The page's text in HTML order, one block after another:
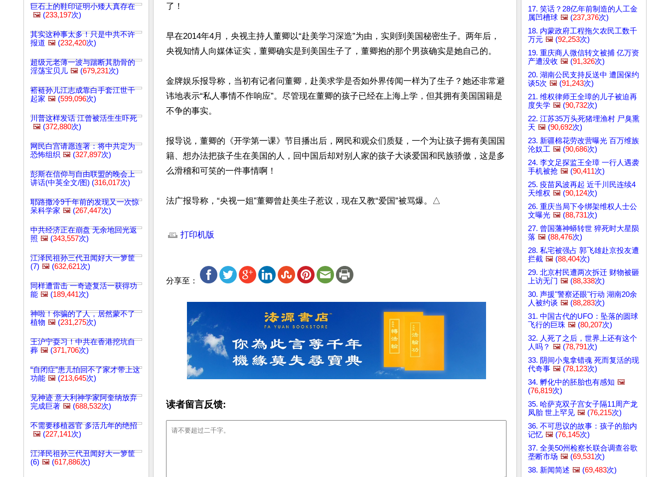
巨石上的鞋印证明小矮人真存在
🖼️ (233,197次)
其实这种事太多！只是中共不许
报道 🖼️ (232,420次)
超级元老薄一波与踹断其肋骨的
淫荡宝贝儿 🖼️ (679,231次)
褡裢孙儿江志成靠白手套江世干
起家 🖼️ (599,096次)
川普这样发话 江曾被活生生吓死
🖼️ (372,880次)
网民白宫请愿连署：将中共定为
恐怖组织 🖼️ (327,897次)
彭斯在信仰与自由联盟的晚会上
讲话(中英全文/图) (316,017次)
耶路撒冷9千年前的发现又一次惊
呆科学家 🖼️ (267,447次)
中共经济正在崩盘 无余地回光返
照 🖼️ (343,557次)
江泽民祖孙三代丑闻好大一箩筐
(7) 🖼️ (632,621次)
同样遭雷击 一奇迹复活一获得功
能 🖼️ (189,441次)
神啦！你骗的了人，居然蒙不了
植物 🖼️ (231,275次)
王沪宁耍习！中共在香港挖坑自
葬 🖼️ (371,706次)
“自闭症”患儿怕回不了家才带上这
功能 🖼️ (213,645次)
见神迹 意大利神学家阿奎纳放弃
完成巨著 🖼️ (688,532次)
不需要移植器官 多活几年的绝招
🖼️ (227,141次)
江泽民祖孙三代丑闻好大一箩筐
(6) 🖼️ (617,886次)
了！
早在2014年4月，央视主持人董卿以“赴美学习深造”为由，实则到美国秘密生子。两年后，
央视知情人向媒体证实，董卿确实是到美国生子了，董卿抱的那个男孩确实是她自己的。
金牌娱乐报导称，当初有记者问董卿，赴美求学是否如外界传闻一样为了生子？她还非常避
讳地表示“私人事情不作响应”。尽管现在董卿的孩子已经在上海上学，但其拥有美国国籍是
不争的事实。
报导说，董卿的《开学第一课》节目播出后，网民和观众们质疑，一个为让孩子拥有美国国
籍、想办法把孩子生在美国的人，回中国后却对别人家的孩子大谈爱国和民族骄傲，这是多
么滑稽和可笑的一件事情啊！
法广报导称，“央视一姐”董卿曾赴美生子惹议，现在又教“爱国”被骂爆。△
打印机版
分享至：
读者留言反馈:
17. 笑话？28亿年前制造的人工金
属凹槽球 🖼️ (237,376次)
18. 内蒙政府工程拖欠农民工数千
万元 🖼️ (92,253次)
19. 重庆商人微信转文被捕 亿万资
产遭没收 🖼️ (91,326次)
20. 湖南公民支持反送中 遭国保约
谈5次 🖼️ (91,243次)
21. 维权律师王全璋的儿子被迫再
度失学 🖼️ (90,732次)
22. 江苏35万头死猪埋渔村 尸臭熏
天 🖼️ (90,692次)
23. 新疆棉花劳改营曝光 百万维族
沦奴工 🖼️ (90,686次)
24. 李文足探监王全璋 一行人遇袭
手机被抢 🖼️ (90,411次)
25. 疫苗风波再起 近千川民连续4
天维权 🖼️ (90,124次)
26. 重庆当局下令绑架维权人士公
文曝光 🖼️ (88,731次)
27. 曾国藩神蟒转世 猝死时大星陨
落 🖼️ (88,476次)
28. 私宅被强占 郭飞雄赴京投友遭
拦截 🖼️ (88,404次)
29. 北京村民遭两次拆迁 财物被砸
上访无门 🖼️ (88,338次)
30. 声援"警察还眼"行动 湖南20余
人被约谈 🖼️ (88,283次)
31. 中国古代的UFO：坠落的圆球
飞行的巨珠 🖼️ (80,207次)
32. 人死了之后，世界上还有这个
人吗？ 🖼️ (78,791次)
33. 阴间小鬼拿错魂 死而复活的现
代奇事 🖼️ (78,123次)
34. 孵化中的胚胎也有感知 🖼️
(76,819次)
35. 哈萨克双子宫女子隔11周产龙
凤胎 世上罕见 🖼️ (76,215次)
36. 不可思议的故事：孩子的胎内
记忆 🖼️ (76,145次)
37. 全美50州检察长联合调查谷歌
垄断市场 🖼️ (69,531次)
38. 新闻简述 🖼️ (69,483次)